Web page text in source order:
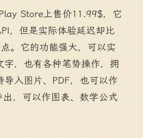
Store上售价11.99$，它
，但是实际体验延迟却比
。它的功能强大，可以实
字，也有各种笔势操作，拥
导入图片、PDF，也可以作
出，可以作图表、数学公式